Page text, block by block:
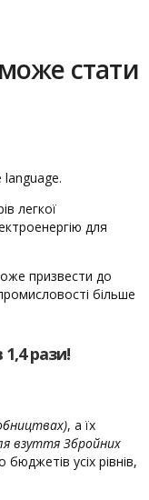
стати
легкої
для
призвести до
більше
рази!
, а їх
взуття Збройних
усіх рівнів,